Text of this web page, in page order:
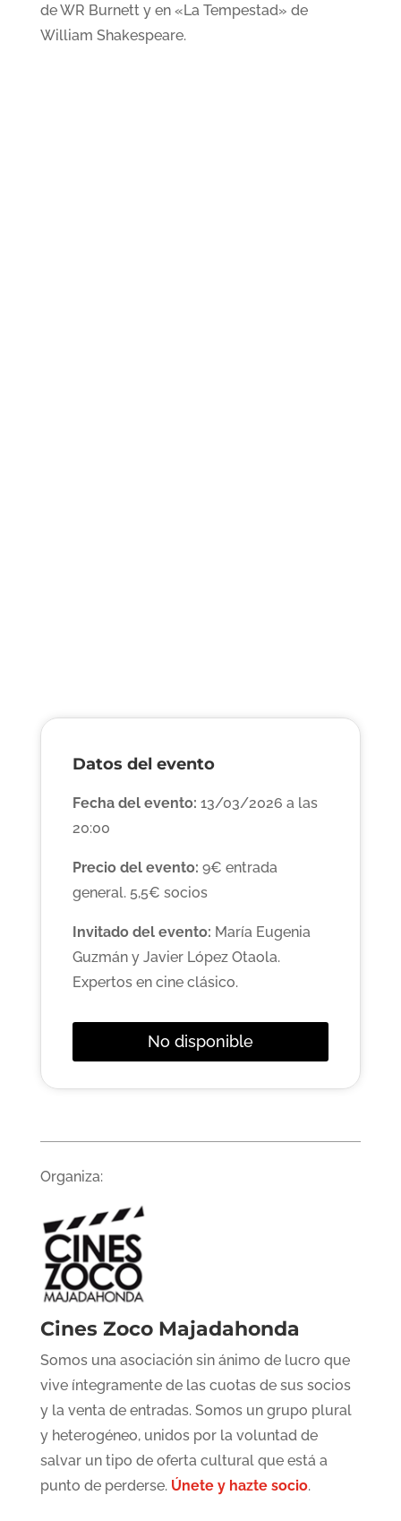
de WR Burnett y en «La Tempestad» de
William Shakespeare.
Datos del evento
Fecha del evento: 13/03/2026 a las
20:00
Precio del evento: 9€ entrada
general. 5,5€ socios
Invitado del evento: María Eugenia
Guzmán y Javier López Otaola.
Expertos en cine clásico.
No disponible
Organiza:
Cines Zoco Majadahonda
Somos una asociación sin ánimo de lucro que
vive íntegramente de las cuotas de sus socios
y la venta de entradas. Somos un grupo plural
y heterogéneo, unidos por la voluntad de
salvar un tipo de oferta cultural que está a
punto de perderse. Únete y hazte socio.